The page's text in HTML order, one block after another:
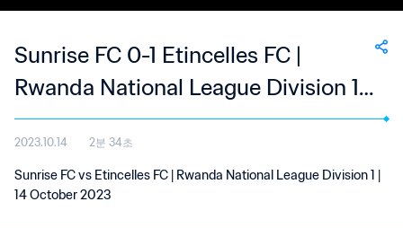
Sunrise FC 0-1 Etincelles FC |
Rwanda National League Division 1 |
14 Oct 2023
2023.10.14 2분 34초
Sunrise FC vs Etincelles FC | Rwanda National League Division 1 |
14 October 2023